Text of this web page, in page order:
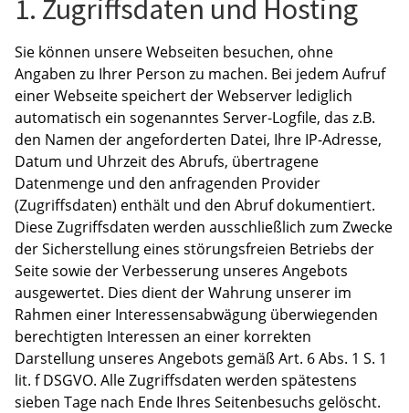
1. Zugriffsdaten und Hosting
Sie können unsere Webseiten besuchen, ohne
Angaben zu Ihrer Person zu machen. Bei jedem Aufruf
einer Webseite speichert der Webserver lediglich
automatisch ein sogenanntes Server-Logfile, das z.B.
den Namen der angeforderten Datei, Ihre IP-Adresse,
Datum und Uhrzeit des Abrufs, übertragene
Datenmenge und den anfragenden Provider
(Zugriffsdaten) enthält und den Abruf dokumentiert.
Diese Zugriffsdaten werden ausschließlich zum Zwecke
der Sicherstellung eines störungsfreien Betriebs der
Seite sowie der Verbesserung unseres Angebots
ausgewertet. Dies dient der Wahrung unserer im
Rahmen einer Interessensabwägung überwiegenden
berechtigten Interessen an einer korrekten
Darstellung unseres Angebots gemäß Art. 6 Abs. 1 S. 1
lit. f DSGVO. Alle Zugriffsdaten werden spätestens
sieben Tage nach Ende Ihres Seitenbesuchs gelöscht.